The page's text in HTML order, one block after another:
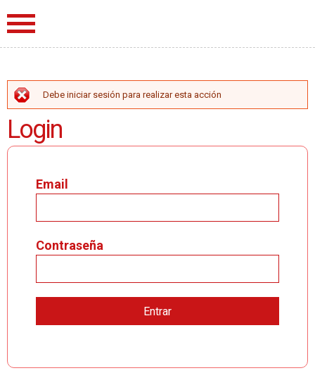
MENSAJE DE ERROR
Debe iniciar sesión para realizar esta acción
Login
Email
Contraseña